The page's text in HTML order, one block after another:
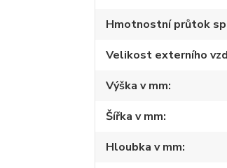
Hmotnostní průtok
Velikost externího
Výška v mm
Šířka v mm
Hloubka v mm